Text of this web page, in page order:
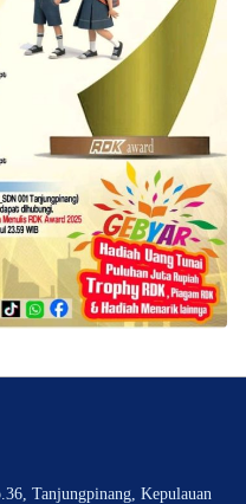
Tanjungpinang, Kepulauan